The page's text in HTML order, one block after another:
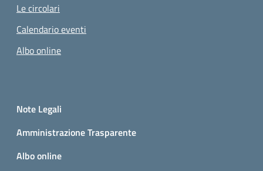
Le circolari
Calendario eventi
Albo online
Small prints
Note Legali
Amministrazione Trasparente
Albo online